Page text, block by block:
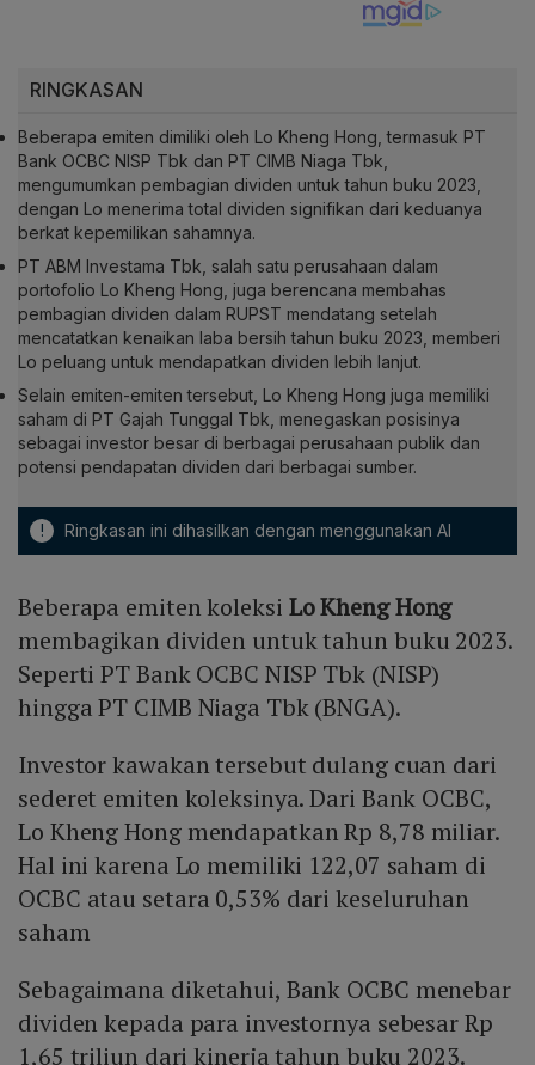
RINGKASAN
Beberapa emiten dimiliki oleh Lo Kheng Hong, termasuk PT
Bank OCBC NISP Tbk dan PT CIMB Niaga Tbk,
mengumumkan pembagian dividen untuk tahun buku 2023,
dengan Lo menerima total dividen signifikan dari keduanya
berkat kepemilikan sahamnya.
PT ABM Investama Tbk, salah satu perusahaan dalam
portofolio Lo Kheng Hong, juga berencana membahas
pembagian dividen dalam RUPST mendatang setelah
mencatatkan kenaikan laba bersih tahun buku 2023, memberi
Lo peluang untuk mendapatkan dividen lebih lanjut.
Selain emiten-emiten tersebut, Lo Kheng Hong juga memiliki
saham di PT Gajah Tunggal Tbk, menegaskan posisinya
sebagai investor besar di berbagai perusahaan publik dan
potensi pendapatan dividen dari berbagai sumber.
! Ringkasan ini dihasilkan dengan menggunakan AI
Beberapa emiten koleksi Lo Kheng Hong
membagikan dividen untuk tahun buku 2023.
Seperti PT Bank OCBC NISP Tbk (NISP)
hingga PT CIMB Niaga Tbk (BNGA).
Investor kawakan tersebut dulang cuan dari
sederet emiten koleksinya. Dari Bank OCBC,
Lo Kheng Hong mendapatkan Rp 8,78 miliar.
Hal ini karena Lo memiliki 122,07 saham di
OCBC atau setara 0,53% dari keseluruhan
saham
Sebagaimana diketahui, Bank OCBC menebar
dividen kepada para investornya sebesar Rp
1,65 triliun dari kinerja tahun buku 2023.